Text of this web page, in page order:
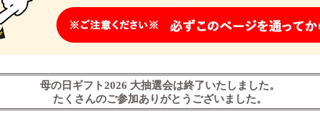
母の日ギフト2026 大抽選会は終了いたしました。
たくさんのご参加ありがとうございました。